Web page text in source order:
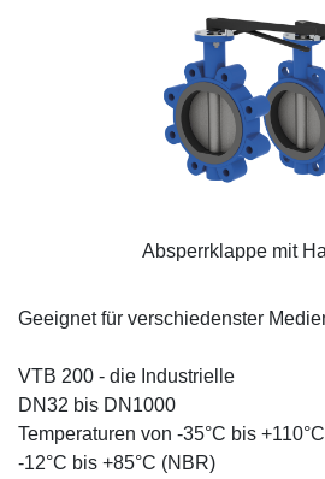
Absperrklappe mit
Geeignet für verschiedenster
VTB 200 - die Industrielle
DN32 bis DN1000
Temperaturen von -35°C bis
-12°C bis +85°C (NBR)